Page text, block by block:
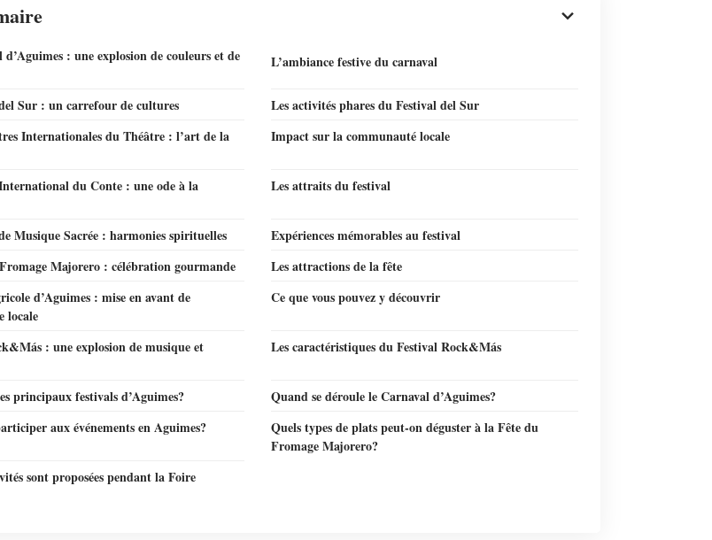
: une explosion de couleurs et de
L’ambiance festive du carnaval
Sur : un carrefour de cultures
Les activités phares du Festival del Sur
Internationales du Théâtre : l’art de la
Impact sur la communauté locale
du Conte : une ode à la
Les attraits du festival
Musique Sacrée : harmonies spirituelles
Expériences mémorables au festival
Majorero : célébration gourmande
Les attractions de la fête
d’Aguimes : mise en avant de
locale
Ce que vous pouvez y découvrir
: une explosion de musique et
Les caractéristiques du Festival Rock&Más
principaux festivals d’Aguimes?
Quand se déroule le Carnaval d’Aguimes?
aux événements en Aguimes?
Quels types de plats peut-on déguster à la Fête du
Fromage Majorero?
sont proposées pendant la Foire